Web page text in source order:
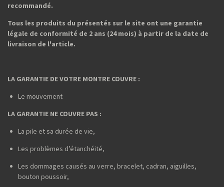
recommandé.
Tous les produits du présentés sur le site ont une garantie
légale de conformité de 2 ans (24 mois) à partir de la date de
livraison de l'article.
LA GARANTIE DE VOTRE MONTRE COUVRE :
Le mouvement
LA GARANTIE NE COUVRE PAS :
La pile et sa durée de vie,
Les problèmes d’étanchéité,
Les dommages causés au verre, bracelet, cadran, aiguilles,
bouton poussoir,